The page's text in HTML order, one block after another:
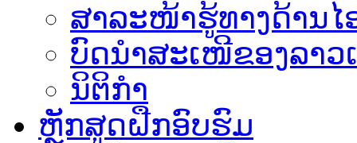
ສາລະໜ້າຮູ້ທາງດ້ານໄ
ບົດນຳສະເໜີຂອງລາວ
ນິຕິກຳ
ຫຼັກສູດຝືກອົບຮົມ